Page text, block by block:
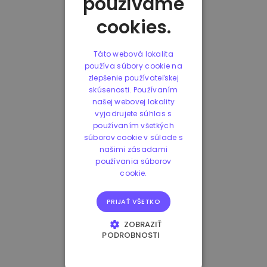
cookies.
Táto webová lokalita
používa súbory cookie na
zlepšenie používateľskej
skúsenosti. Používaním
našej webovej lokality
vyjadrujete súhlas s
používaním všetkých
súborov cookie v súlade s
našimi zásadami
používania súborov
cookie.
PRIJAŤ VŠETKO
ZOBRAZIŤ
PODROBNOSTI